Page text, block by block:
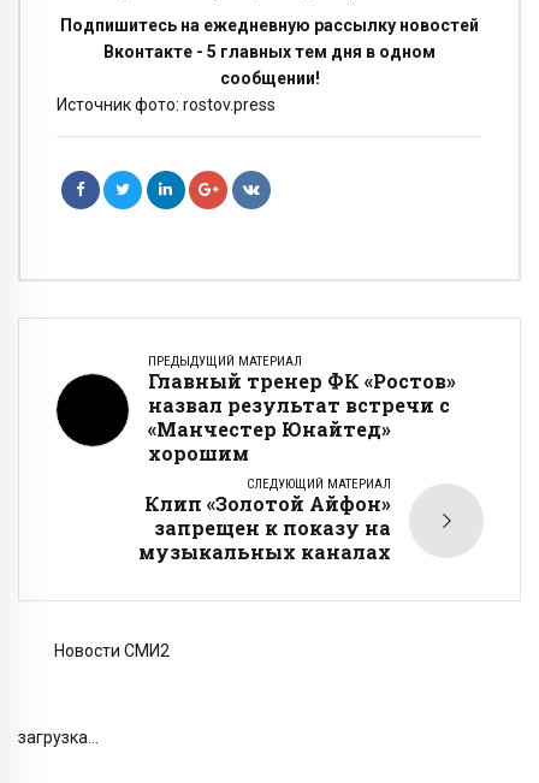
Подпишитесь на ежедневную рассылку новостей
Вконтакте - 5 главных тем дня в одном
сообщении!
Источник фото: rostov.press
ПРЕДЫДУЩИЙ МАТЕРИАЛ
Главный тренер ФК «Ростов»
назвал результат встречи с
«Манчестер Юнайтед»
хорошим
СЛЕДУЮЩИЙ МАТЕРИАЛ
Клип «Золотой Айфон»
запрещен к показу на
музыкальных каналах
Новости СМИ2
загрузка...